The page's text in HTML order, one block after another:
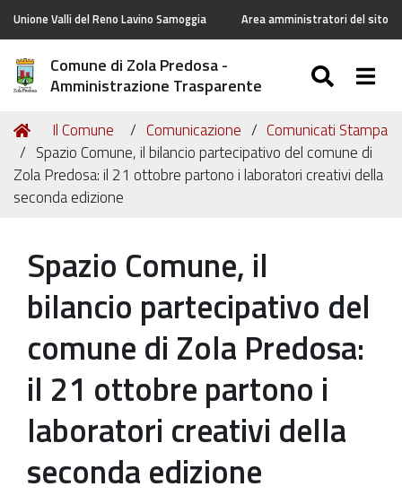
Unione Valli del Reno Lavino Samoggia Area amministratori del sito
Comune di Zola Predosa -
Amministrazione Trasparente
Tu
sei
qui:
Home
Il Comune Comunicazione
Comunicati Stampa
Spazio Comune, il bilancio partecipativo del comune di
Zola Predosa: il 21 ottobre partono i laboratori creativi della
seconda edizione
Spazio Comune, il
bilancio partecipativo del
comune di Zola Predosa:
il 21 ottobre partono i
laboratori creativi della
seconda edizione